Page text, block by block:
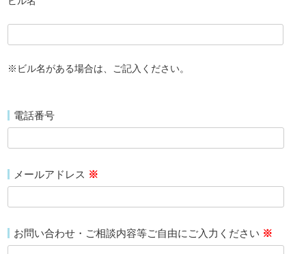
※ビル名がある場合は、ご記入ください。
電話番号
メールアドレス ※
お問い合わせ・ご相談内容等ご自由にご入力ください ※